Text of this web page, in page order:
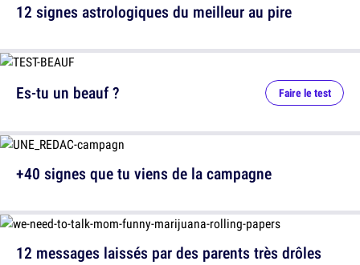
12 signes astrologiques du meilleur au pire
12 messages laissés par des parents très drôles
Es-tu un beauf ? Faire le test
+40 signes que tu viens de la campagne